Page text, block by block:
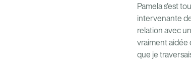
Pamela s'est
intervenante
relation avec
vraiment aidée
que je